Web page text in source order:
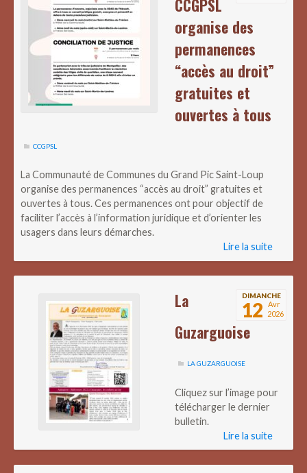
CCGPSL
organise des
permanences
“accès au droit”
gratuites et
ouvertes à tous
CCGPSL
La Communauté de Communes du Grand Pic Saint-Loup
organise des permanences “accès au droit” gratuites et
ouvertes à tous. Ces permanences ont pour objectif de
faciliter l’accès à l’information juridique et d’orienter les
usagers dans leurs démarches.
Lire la suite
DIMANCHE
12
Avr
2026
La
Guzarguoise
LA GUZARGUOISE
Cliquez sur l’image pour
télécharger le dernier
bulletin.
Lire la suite